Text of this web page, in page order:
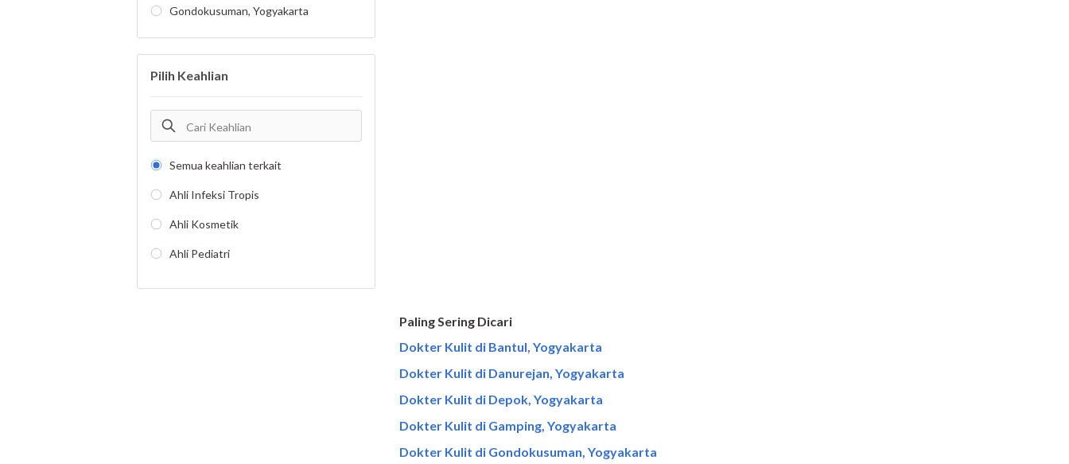
Paling Sering Dicari
Dokter Kulit di Bantul, Yogyakarta
Dokter Kulit di Danurejan, Yogyakarta
Dokter Kulit di Depok, Yogyakarta
Dokter Kulit di Gamping, Yogyakarta
Dokter Kulit di Gondokusuman, Yogyakarta